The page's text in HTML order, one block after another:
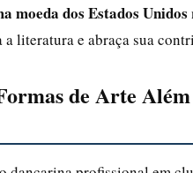
moeda dos Estados Unidos
literatura e abraça sua
de Arte